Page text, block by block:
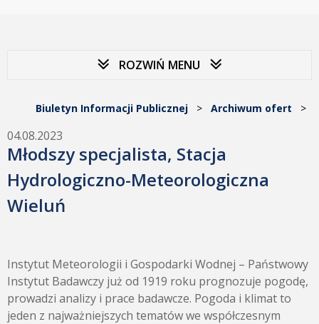
ROZWIŃ MENU
Biuletyn Informacji Publicznej > Archiwum ofert >
04.08.2023
Młodszy specjalista, Stacja
Hydrologiczno-Meteorologiczna
Wieluń
Instytut Meteorologii i Gospodarki Wodnej – Państwowy
Instytut Badawczy już od 1919 roku prognozuje pogodę,
prowadzi analizy i prace badawcze. Pogoda i klimat to
jeden z najważniejszych tematów we współczesnym